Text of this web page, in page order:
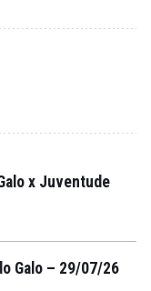
x Juventude
Galo – 29/07/26